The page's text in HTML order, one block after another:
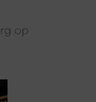
op